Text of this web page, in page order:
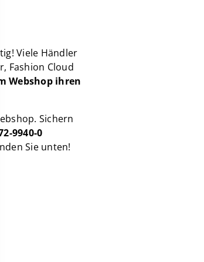
Viele Händler
Fashion Cloud
Webshop ihren
Sichern
9940-0
Sie unten!
Die erste Service-Gruppe ist essenziell und